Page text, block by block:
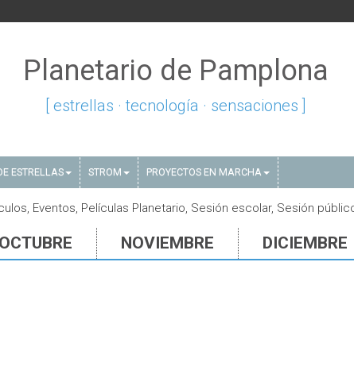
Planetario de Pamplona
[ estrellas · tecnología · sensaciones ]
ESTRELLAS STROM PROYECTOS EN MARCHA
Eventos, Películas Planetario, Sesión escolar, Sesión
OCTUBRE NOVIEMBRE DICIEMBRE